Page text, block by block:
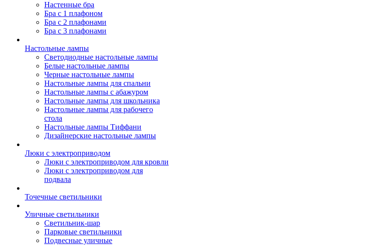
Настенные бра
Бра с 1 плафоном
Бра с 2 плафонами
Бра с 3 плафонами
Настольные лампы
Светодиодные настольные лампы
Белые настольные лампы
Черные настольные лампы
Настольные лампы для спальни
Настольные лампы с абажуром
Настольные лампы для школьника
Настольные лампы для рабочего
стола
Настольные лампы Тиффани
Дизайнерские настольные лампы
Люки с электроприводом
Люки с электроприводом для кровли
Люки с электроприводом для
подвала
Точечные светильники
Уличные светильники
Светильник-шар
Парковые светильники
Подвесные уличные